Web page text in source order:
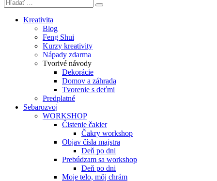
Kreativita
Blog
Feng Shui
Kurzy kreativity
Nápady zdarma
Tvorivé návody
Dekorácie
Domov a záhrada
Tvorenie s deťmi
Predplatné
Sebarozvoj
WORKSHOP
Čistenie čakier
Čakry workshop
Objav čísla majstra
Deň po dni
Prebúdzam sa workshop
Deň po dni
Moje telo, môj chrám